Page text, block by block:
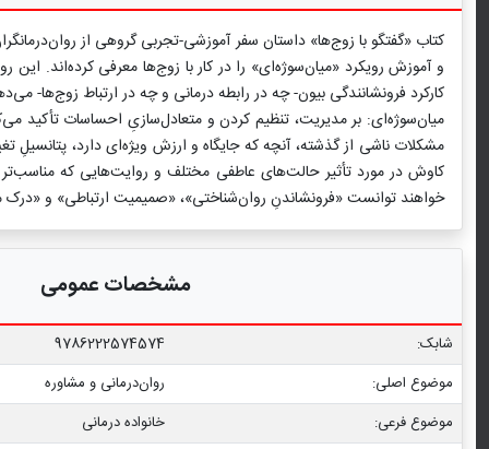
کتاب «گفتگو با زوج‌ها» داستان سفر آموزشی-تجربی گروهی از
و آموزش رویکرد «میان‌سوژه‌ای» را در کار با زوج‌ها معرفی کرده‌اند.
کارکرد فرونشانندگی بیون- چه در رابطه درمانی و چه در ارتباط زوج‌ها-
میان‌سوژه‌ای:‌ بر مدیریت، تنظیم کردن و متعادل‌سازیِ احساسات تأکید
مشکلات ناشی از گذشته، آنچه که جایگاه و ارزش ویژه‌ای دارد،
کاوش در مورد تأثیر حالت‌های عاطفی مختلف و روایت‌هایی که
خواهند توانست «فرونشاندنِ روان‌شناختی»، «صمیمیت ارتباطی» و «درک
مشخصات عمومی
شابک:
9786222574574
موضوع اصلی:
روان‌درمانی و مشاوره
موضوع فرعی:
خانواده درمانی